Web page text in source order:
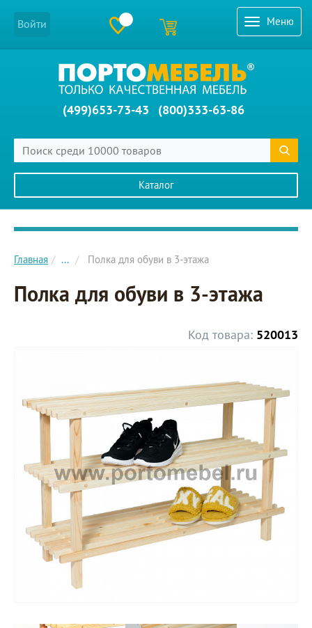
Меню
Войти
(499)653-73-43 (800)333-63-86
Каталог
Главное меню сайта
Главная ... Полка для обуви в 3-этажа
Полка для обуви в 3-этажа
Код товара: 520013